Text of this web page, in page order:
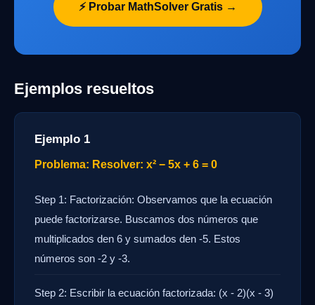
⚡ Probar MathSolver Gratis →
Ejemplos resueltos
Ejemplo 1
Problema: Resolver: x² − 5x + 6 = 0
Step 1: Factorización: Observamos que la ecuación
puede factorizarse. Buscamos dos números que
multiplicados den 6 y sumados den -5. Estos
números son -2 y -3.
Step 2: Escribir la ecuación factorizada: (x - 2)(x - 3)